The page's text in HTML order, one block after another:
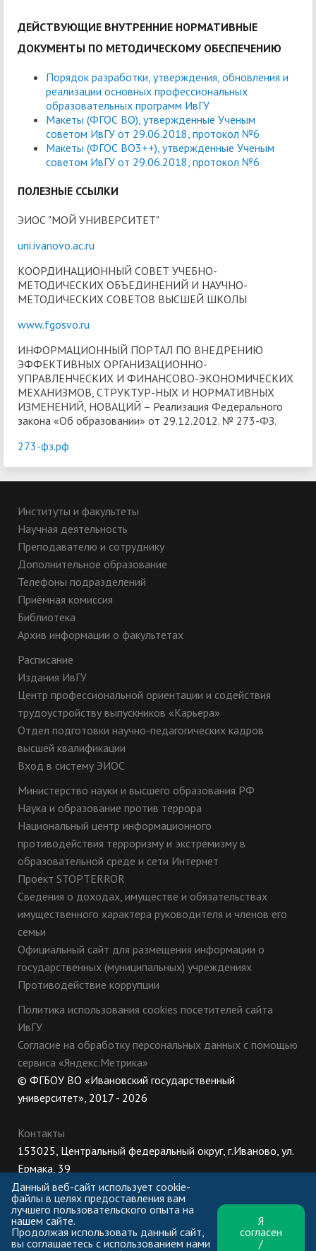
ДЕЙСТВУЮЩИЕ ВНУТРЕННИЕ НОРМАТИВНЫЕ
ДОКУМЕНТЫ ПО МЕТОДИЧЕСКОМУ ОБЕСПЕЧЕНИЮ
Порядок разработки, утверждения, обновления и
реализации основных профессиональных
образовательных программ ИвГУ
Макеты (ФГОС ВО), утвержденные Ученым
советом ИвГУ от 29.06.2018, протокол №6
Макеты (ФГОС ВО3++), утвержденные Ученым
советом ИвГУ от 29.06.2018, протокол №6
ПОЛЕЗНЫЕ ССЫЛКИ
ЭИОС "МОЙ УНИВЕРСИТЕТ"
uni.ivanovo.ac.ru
КООРДИНАЦИОННЫЙ СОВЕТ УЧЕБНО-
МЕТОДИЧЕСКИХ ОБЪЕДИНЕНИЙ И НАУЧНО-
МЕТОДИЧЕСКИХ СОВЕТОВ ВЫСШЕЙ ШКОЛЫ
www.fgosvo.ru
ИНФОРМАЦИОННЫЙ ПОРТАЛ ПО ВНЕДРЕНИЮ
ЭФФЕКТИВНЫХ ОРГАНИЗАЦИОННО-
УПРАВЛЕНЧЕСКИХ И ФИНАНСОВО-ЭКОНОМИЧЕСКИХ
МЕХАНИЗМОВ, СТРУКТУР-НЫХ И НОРМАТИВНЫХ
ИЗМЕНЕНИЙ, НОВАЦИЙ – Реализация Федерального
закона «Об образовании» от 29.12.2012. № 273-ФЗ.
273-фз.рф
Институты и факультеты
Научная деятельность
Преподавателю и сотруднику
Дополнительное образование
Телефоны подразделений
Приёмная комиссия
Библиотека
Архив информации о факультетах
Расписание
Издания ИвГУ
Центр профессиональной ориентации и содействия
трудоустройству выпускников «Карьера»
Отдел подготовки научно-педагогических кадров
высшей квалификации
Вход в систему ЭИОС
Министерство науки и высшего образования РФ
Наука и образование против террора
Национальный центр информационного
противодействия терроризму и экстремизму в
образовательной среде и сети Интернет
Проект STOPTERROR
Сведения о доходах, имуществе и обязательствах
имущественного характера руководителя и членов его
семьи
Официальный сайт для размещения информации о
государственных (муниципальных) учреждениях
Противодействие коррупции
Политика использования cookies посетителей сайта
ИвГУ
Согласие на обработку персональных данных с помощью
сервиса «Яндекс.Метрика»
© ФГБОУ ВО «Ивановский государственный
университет», 2017 - 2026
Контакты
153025, Центральный федеральный округ, г.Иваново, ул.
Ермака, 39
8 (800) 222-56-86 (Приемная комиссия), +7 (4932) 32-62-
10 (Ректорат)
ПН-ЧТ: 8:30-17:00;
ПТ: 8:30-16:00;
Данный веб-сайт использует cookie-
файлы в целях предоставления вам
лучшего пользовательского опыта на
нашем сайте.
Продолжая использовать данный сайт,
вы соглашаетесь с использованием нами
Я
согласен
/